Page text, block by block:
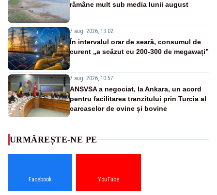
rămâne mult sub media lunii august
7 aug. 2026, 13:02
În intervalul orar de seară, consumul de
curent „a scăzut cu 200-300 de megawați”
7 aug. 2026, 10:57
ANSVSA a negociat, la Ankara, un acord
pentru facilitarea tranzitului prin Turcia al
carcaselor de ovine și bovine
URMĂREȘTE-NE PE
Facebook YouTube